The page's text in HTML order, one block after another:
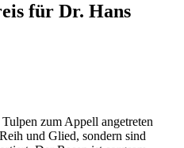
für Dr. Hans
zum Appell angetreten
und Glied, sondern sind